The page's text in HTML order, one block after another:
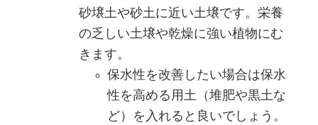
砂壌土や砂土に近い土壌です。栄養
の乏しい土壌や乾燥に強い植物にむ
きます。
保水性を改善したい場合は保水
性を高める用土（堆肥や黒土な
ど）を入れると良いでしょう。